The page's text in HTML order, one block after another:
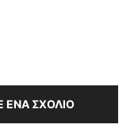
ΈΝΑ ΣΧΌΛΙΟ